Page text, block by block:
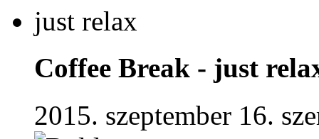
Coffee Break - just
2015. szeptember 16.